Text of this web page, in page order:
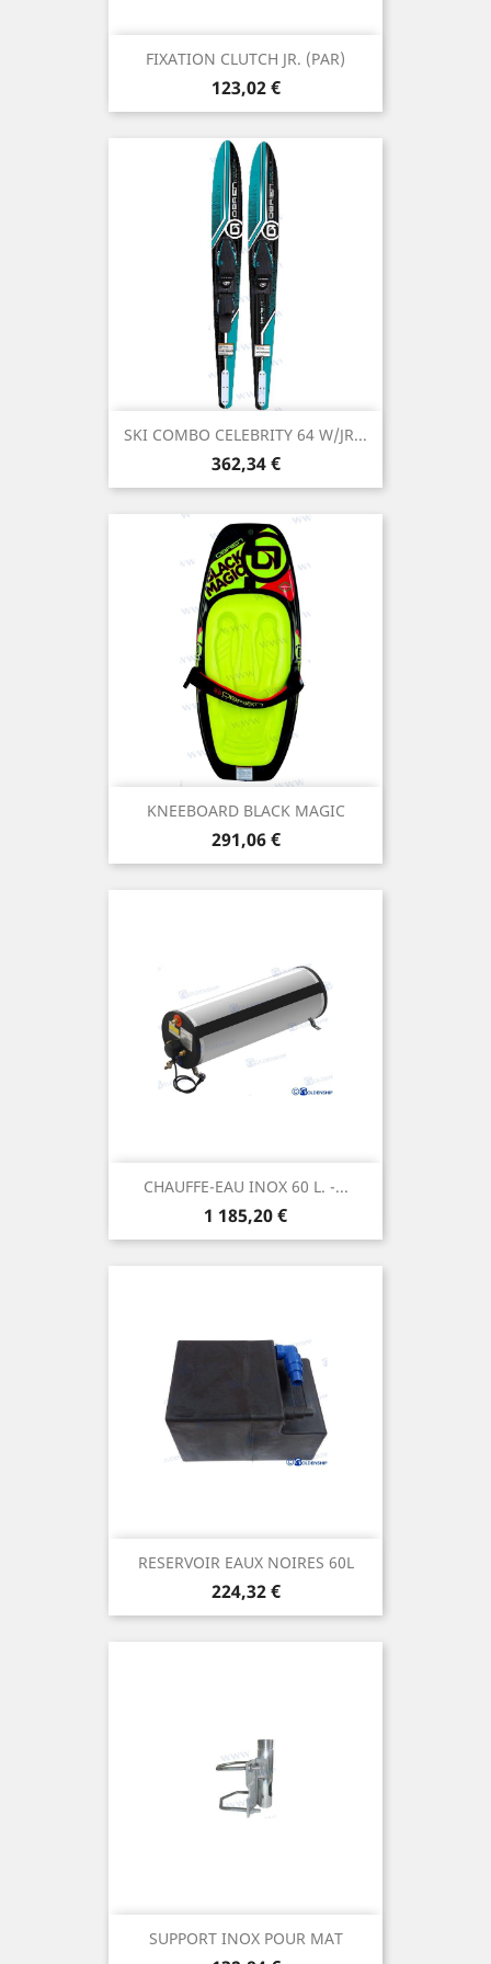
FIXATION CLUTCH JR. (PAR)
Prix
123,02 €
SKI COMBO CELEBRITY 64 W/JR...
Prix
362,34 €
KNEEBOARD BLACK MAGIC
Prix
291,06 €
CHAUFFE-EAU INOX 60 L. -...
Prix
1 185,20 €
RESERVOIR EAUX NOIRES 60L
Prix
224,32 €
SUPPORT INOX POUR MAT